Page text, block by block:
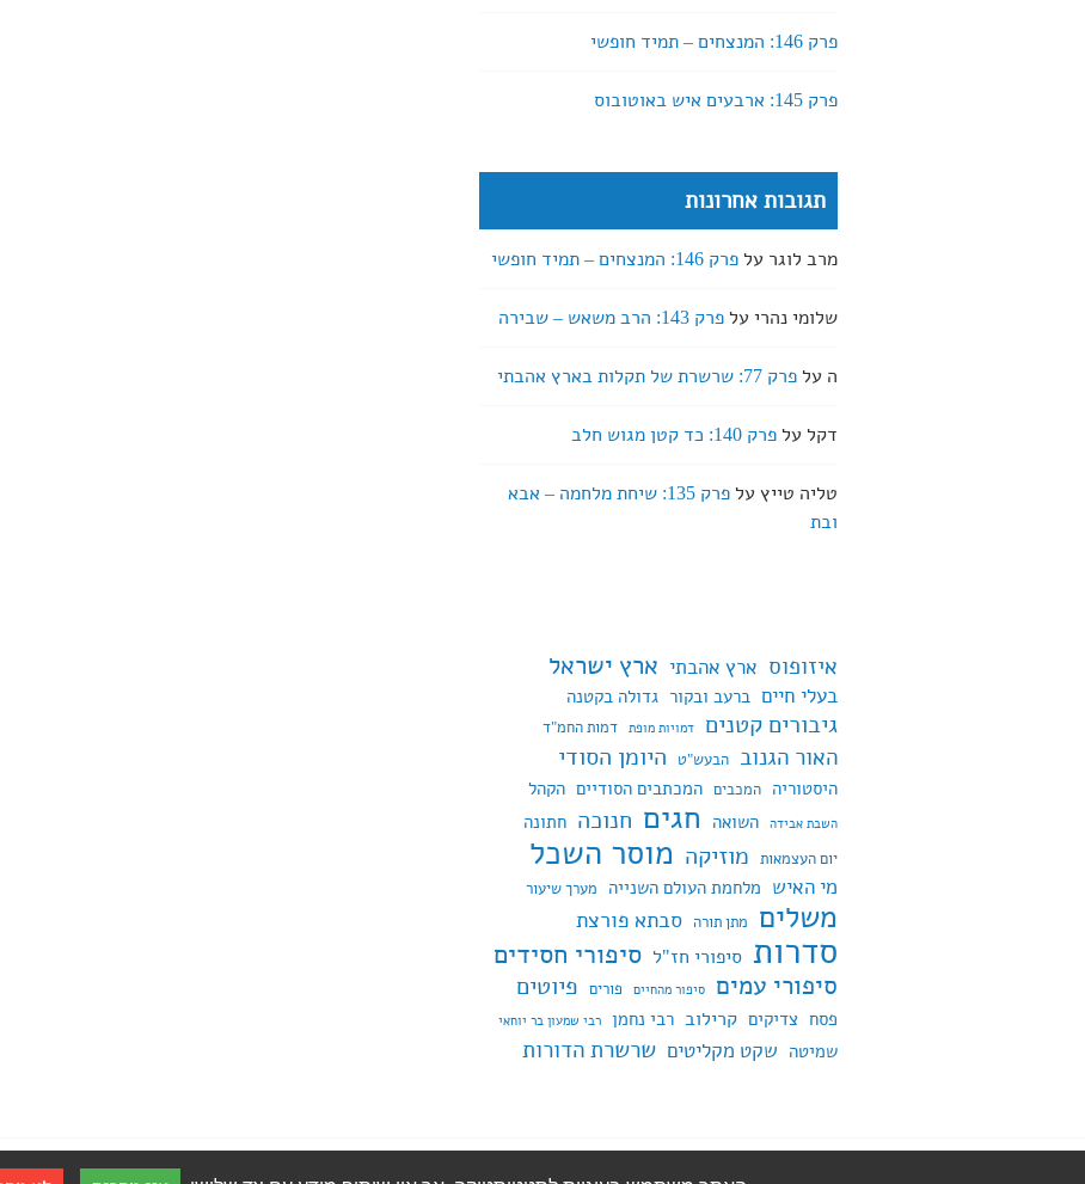
פרק 146: המנצחים – תמיד חופשי
פרק 145: ארבעים איש באוטובוס
תגובות אחרונות
מרב לוגר על פרק 146: המנצחים – תמיד חופשי
שלומי נהרי על פרק 143: הרב משאש – שבירה
ה על פרק 77: שרשרת של תקלות בארץ אהבתי
דקל על פרק 140: כד קטן מגוש חלב
טליה טייץעל
פרק 135: שיחת מלחמה – אבא
ובת
איזופוס ארץ אהבתי ארץ ישראל
בעלי חיים ברעב ובקור גדולה בקטנה
גיבורים קטנים דמויות מופת דמות החמ"ד
האור הגנוב הבעש"ט היומן הסודי
היסטוריה המכבים המכתבים הסודיים הקהל
השבת אבידה השואה חגים חנוכה חתונה
יום העצמאות מוזיקה מוסר השכל
מי האיש מלחמת העולם השנייה מערך שיעור
משלים מתן תורה סבתא פורצת
סדרות סיפורי חז"ל סיפורי חסידים
סיפורי עמים
סיפור מהחיים פורים פיוטים
פסח צדיקים קרילוב רבי נחמן רבי שמעון בר יוחאי
שמיטה שקט מקליטים שרשרת הדורות